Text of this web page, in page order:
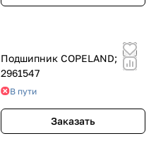
Подшипник COPELAND;
2961547
В пути
Заказать